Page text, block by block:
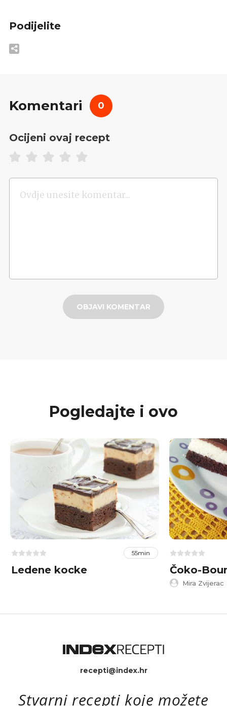
Podijelite
Komentari 0
Ocijeni ovaj recept
OBJAVI KOMENTAR
Pogledajte i ovo
55min
Ledene kocke Čoko-
Mira Zvijerac
recepti@index.hr
Stvarni recepti koje možete